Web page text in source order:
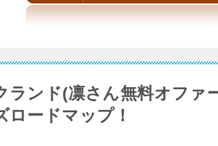
ランド(凛さん無料オファ
ロードマップ！